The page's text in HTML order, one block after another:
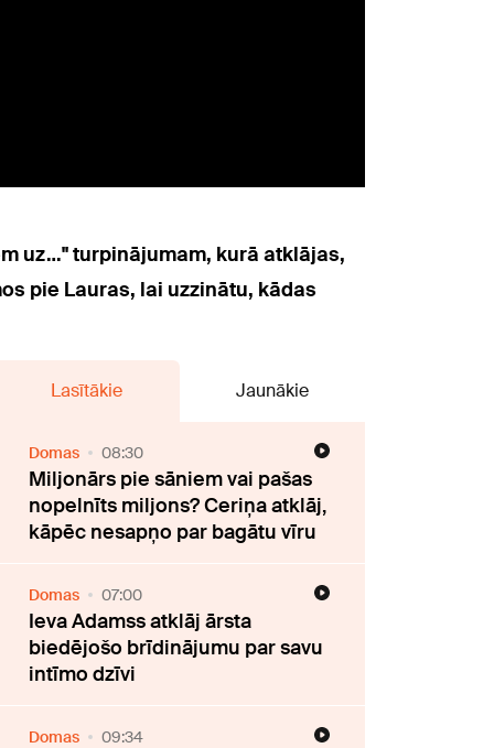
uz…" turpinājumam, kurā atklājas,
pie Lauras, lai uzzinātu, kādas
Lasītākie Jaunākie
Domas 08:30
Miljonārs pie sāniem vai pašas
nopelnīts miljons? Ceriņa atklāj,
kāpēc nesapņo par bagātu vīru
Domas 07:00
Ieva Adamss atklāj ārsta
biedējošo brīdinājumu par savu
intīmo dzīvi
Domas 09:34